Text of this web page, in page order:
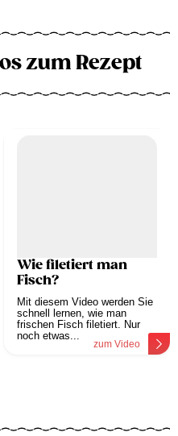
zum Rezept
Wie filetiert man
Fisch?
Mit diesem Video werden Sie
schnell lernen, wie man
frischen Fisch filetiert. Nur
noch etwas...
zum Video